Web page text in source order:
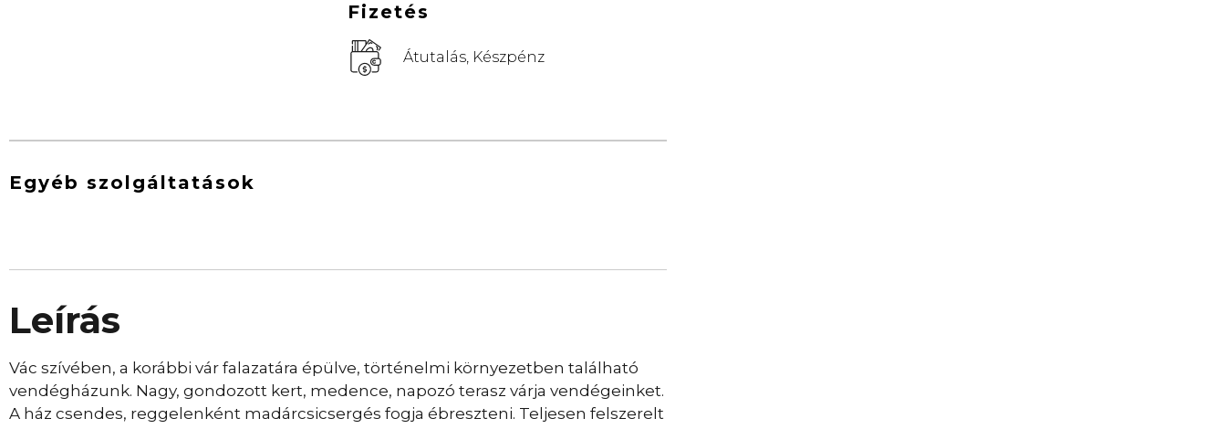
Fizetés
Átutalás, Készpénz
Egyéb szolgáltatások
Leírás
Vác szívében, a korábbi vár falazatára épülve, történelmi környezetben található
vendégházunk. Nagy, gondozott kert, medence, napozó terasz várja vendégeinket.
A ház csendes, reggelenként madárcsicsergés fogja ébreszteni. Teljesen felszerelt